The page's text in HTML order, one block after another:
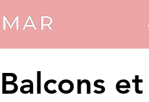
Balcons